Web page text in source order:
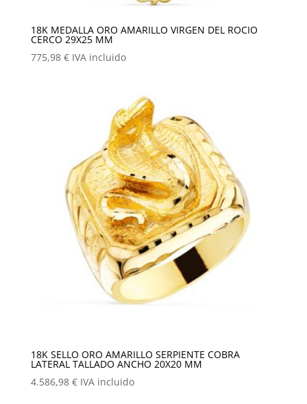
18K MEDALLA ORO AMARILLO VIRGEN DEL ROCIO
CERCO 29X25 MM
775,98 € IVA incluido
18K SELLO ORO AMARILLO SERPIENTE COBRA
LATERAL TALLADO ANCHO 20X20 MM
4.586,98 € IVA incluido